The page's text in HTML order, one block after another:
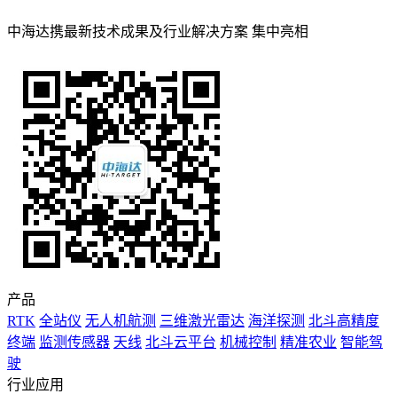
中海达携最新技术成果及行业解决方案 集中亮相
产品
RTK 全站仪 无人机航测 三维激光雷达 海洋探测 北斗高精度
终端 监测传感器 天线 北斗云平台 机械控制 精准农业 智能驾
驶
行业应用